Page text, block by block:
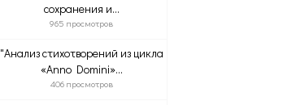
сохранения и...
965 просмотров
"Анализ стихотворений из цикла
«Anno Domini»...
406 просмотров